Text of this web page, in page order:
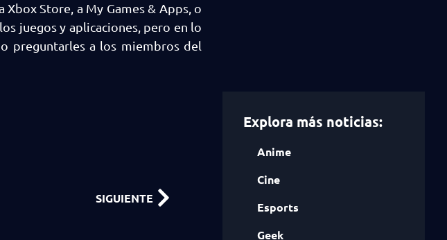
Store, a My Games & Apps, o
juegos y aplicaciones, pero en lo
preguntarles a los miembros del
SIGUIENTE
Explora más noticias:
Anime
Cine
Esports
Geek